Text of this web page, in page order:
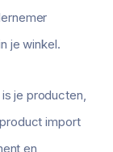
je winkel.
je producten,
import
en